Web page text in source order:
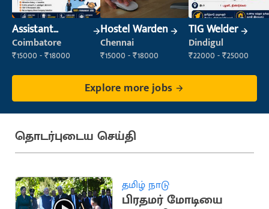
Assistant
Manager
Coimbatore
₹15000 - ₹18000
Hostel Warden
Chennai
₹15000 - ₹18000
TIG Welder
Dindigul
₹22000 - ₹25000
Explore more jobs
தொடர்புடைய செய்தி
தமிழ் நாடு
பிரதமர் மோடியை